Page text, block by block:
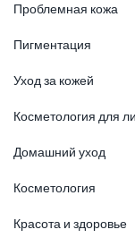
Проблемная кожа
Пигментация
Уход за кожей
Косметология для
Домашний уход
Косметология
Красота и здоровье